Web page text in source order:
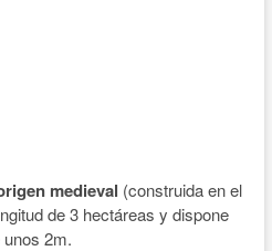
medieval (construida en el
de 3 hectáreas y dispone
2m.